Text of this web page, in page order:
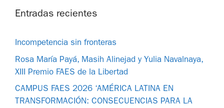
Entradas recientes
Incompetencia sin fronteras
Rosa María Payá, Masih Alinejad y Yulia Navalnaya,
XIII Premio FAES de la Libertad
CAMPUS FAES 2026 ‘AMÉRICA LATINA EN
TRANSFORMACIÓN: CONSECUENCIAS PARA LA